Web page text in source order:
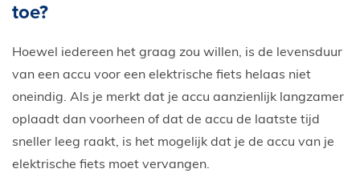
toe?
Hoewel iedereen het graag zou willen, is de levensduur
van een accu voor een elektrische fiets helaas niet
oneindig. Als je merkt dat je accu aanzienlijk langzamer
oplaadt dan voorheen of dat de accu de laatste tijd
sneller leeg raakt, is het mogelijk dat je de accu van je
elektrische fiets moet vervangen.